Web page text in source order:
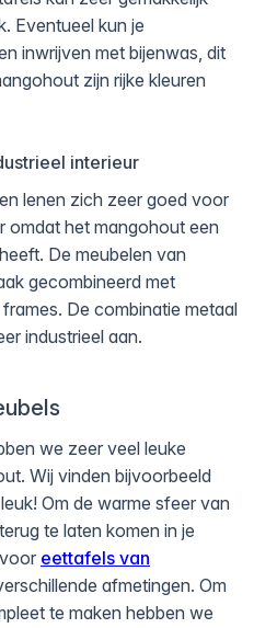
Eventueel kun je
inwrijven met bijenwas, dit
zijn rijke kleuren
interieur
lenen zich zeer goed voor
omdat het mangohout een
De meubelen van
gecombineerd met
De combinatie metaal
industrieel aan.
we zeer veel leuke
Wij vinden bijvoorbeeld
Om de warme sfeer van
te laten komen in je
eettafels van
afmetingen. Om
te maken hebben we